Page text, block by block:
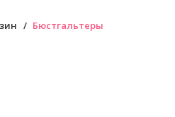
Бюстгальтеры